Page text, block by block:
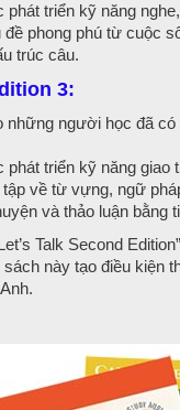
phát triển kỹ năng
phong phú từ cuộc
trúc câu.
3:
những người học đã
phát triển kỹ năng
về từ vựng, ngữ
và thảo luận bằng
Talk Second
này tạo điều kiện